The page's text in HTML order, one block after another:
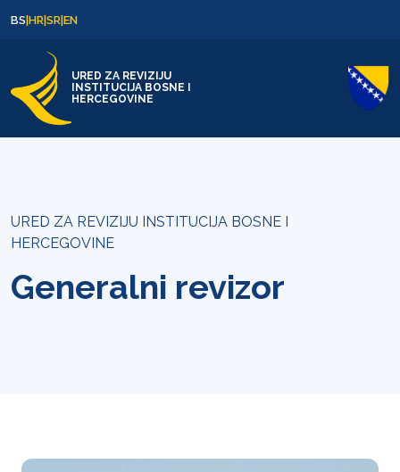
BS|HR|SR|EN
URED ZA REVIZIJU
INSTITUCIJA BOSNE I
HERCEGOVINE
URED ZA REVIZIJU INSTITUCIJA BOSNE I
HERCEGOVINE
Generalni revizor